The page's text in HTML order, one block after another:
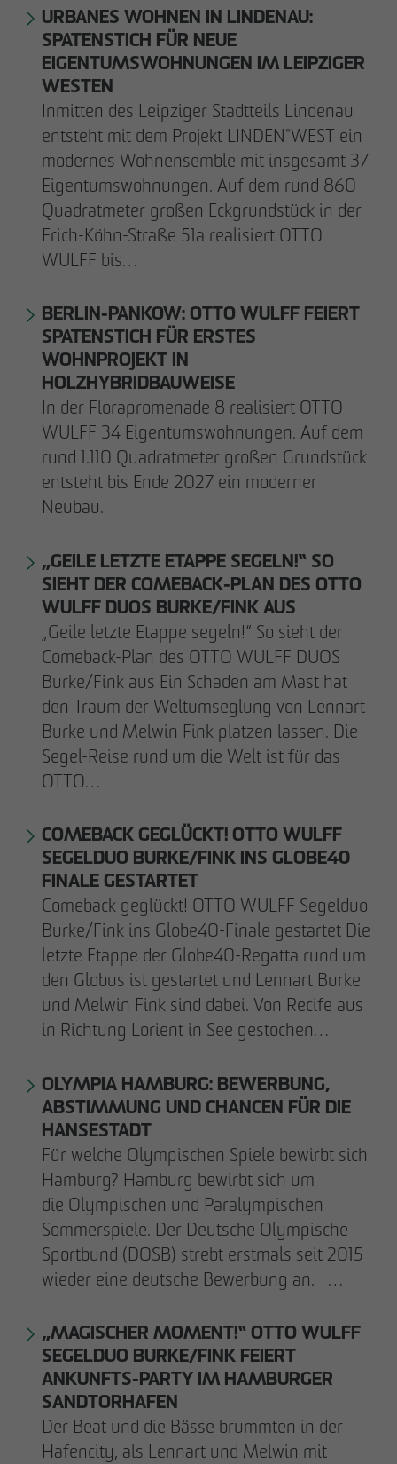
Downloads
Impressum
Datenschutz
Barrierefreiheitserklärung
URBANES WOHNEN IN LINDENAU:
SPATENSTICH FÜR NEUE
EIGENTUMSWOHNUNGEN IM LEIPZIGER
WESTEN
Inmitten des Leipziger Stadtteils Lindenau
entsteht mit dem Projekt LINDEN°WEST ein
modernes Wohnensemble mit insgesamt 37
Eigentumswohnungen. Auf dem rund 860
Quadratmeter großen Eckgrundstück in der
Erich-Köhn-Straße 51a realisiert OTTO
WULFF bis…
BERLIN-PANKOW: OTTO WULFF FEIERT
SPATENSTICH FÜR ERSTES
WOHNPROJEKT IN
HOLZHYBRIDBAUWEISE
In der Florapromenade 8 realisiert OTTO
WULFF 34 Eigentumswohnungen. Auf dem
rund 1.110 Quadratmeter großen Grundstück
entsteht bis Ende 2027 ein moderner
Neubau.
„GEILE LETZTE ETAPPE SEGELN!“ SO
SIEHT DER COMEBACK-PLAN DES OTTO
WULFF DUOS BURKE/FINK AUS
„Geile letzte Etappe segeln!“ So sieht der
Comeback-Plan des OTTO WULFF DUOS
Burke/Fink aus Ein Schaden am Mast hat
den Traum der Weltumseglung von Lennart
Burke und Melwin Fink platzen lassen. Die
Segel-Reise rund um die Welt ist für das
OTTO…
COMEBACK GEGLÜCKT! OTTO WULFF
SEGELDUO BURKE/FINK INS GLOBE40
FINALE GESTARTET
Comeback geglückt! OTTO WULFF Segelduo
Burke/Fink ins Globe40-Finale gestartet Die
letzte Etappe der Globe40-Regatta rund um
den Globus ist gestartet und Lennart Burke
und Melwin Fink sind dabei. Von Recife aus
in Richtung Lorient in See gestochen…
OLYMPIA HAMBURG: BEWERBUNG,
ABSTIMMUNG UND CHANCEN FÜR DIE
HANSESTADT
Für welche Olympischen Spiele bewirbt sich
Hamburg? Hamburg bewirbt sich um
die Olympischen und Paralympischen
Sommerspiele. Der Deutsche Olympische
Sportbund (DOSB) strebt erstmals seit 2015
wieder eine deutsche Bewerbung an. …
„MAGISCHER MOMENT!“ OTTO WULFF
SEGELDUO BURKE/FINK FEIERT
ANKUNFTS-PARTY IM HAMBURGER
SANDTORHAFEN
Der Beat und die Bässe brummten in der
Hafencity, als Lennart und Melwin mit